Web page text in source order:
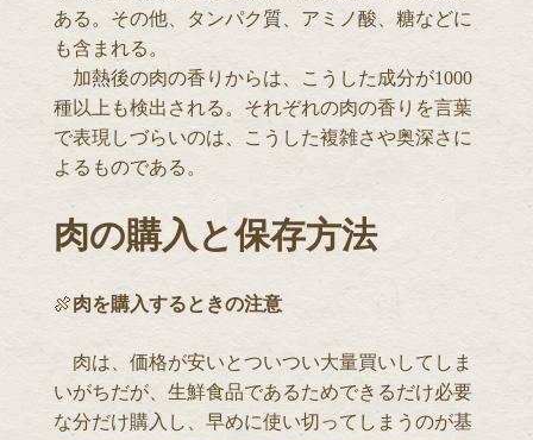
ある。その他、タンパク質、アミノ酸、糖などに
も含まれる。
加熱後の肉の香りからは、こうした成分が1000
種以上も検出される。それぞれの肉の香りを言葉
で表現しづらいのは、こうした複雑さや奥深さに
よるものである。
肉の購入と保存方法
🍖肉を購入するときの注意
肉は、価格が安いとついつい大量買いしてしま
いがちだが、生鮮食品であるためできるだけ必要
な分だけ購入し、早めに使い切ってしまうのが基